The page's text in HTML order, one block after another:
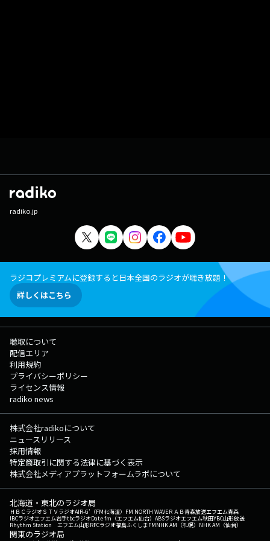
radiko.jp
ラジコプレミアムに登録すると日本全国のラジオが聴き放題！
詳しくはこちら
聴取について
配信エリア
利用規約
プライバシーポリシー
ライセンス情報
radiko news
株式会社radikoについて
ニュースリリース
採用情報
特定商取引に関する法律に基づく表示
株式会社メディアプラットフォームラボについて
北海道・東北のラジオ局
ＨＢＣラジオＳＴＶラジオAIR-G'（FM北海道） FM NORTH WAVEＲＡＢ青森放送エフエム青森
IBCラジオエフエム岩手tbcラジオDate fm（エフエム仙台） ABSラジオエフエム秋田YBC山形放送
Rhythm Station エフエム山形RFCラジオ福島ふくしまFMNHK AM（札幌） NHK AM（仙台）
関東のラジオ局